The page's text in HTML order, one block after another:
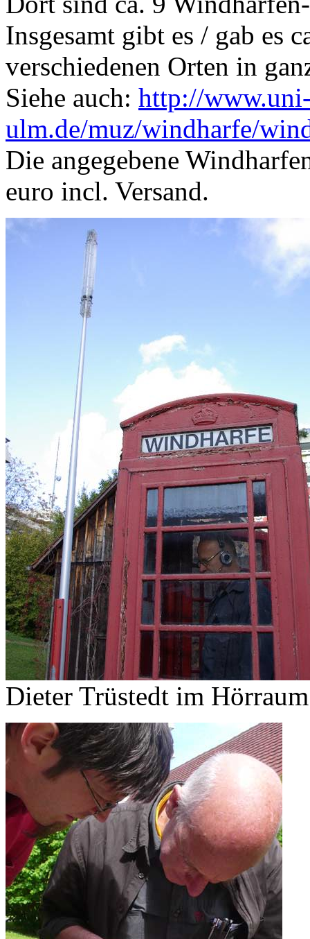
Insgesamt gibt es / gab es
verschiedenen Orten in
Siehe auch: http://
ulm.de/muz/windharfe/
Die angegebene
euro incl. Versand.
Dieter Trüstedt im